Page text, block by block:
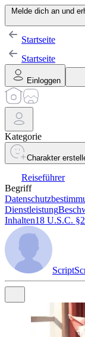
Melde dich an und
Startseite
Startseite
Einloggen
Kategorie
Charakter
Reiseführer
Begriff
Dienstleistung
Inhalten18 U.S.C.